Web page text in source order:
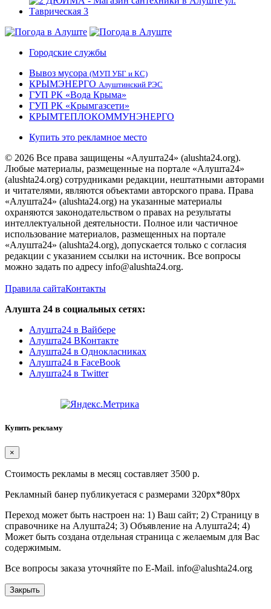
Городские службы
Вывоз мусора (МУП УБГ и КС)
КРЫМЭНЕРГО Алуштинский РЭС
ГУП РК «Вода Крыма»
ГУП РК «Крымгазсети»
КРЫМТЕПЛОКОММУНЭНЕРГО
Купить это рекламное место
© 2026 Все права защищены «Алушта24» (alushta24.org).
Любые материалы, размещенные на портале «Алушта24»
(alushta24.org) сотрудниками редакции, нештатными авторами
и читателями, являются объектами авторского права. Права
«Алушта24» (alushta24.org) на указанные материалы
охраняются законодательством о правах на результаты
интеллектуальной деятельности. Полное или частичное
использование материалов, размещенных на портале
«Алушта24» (alushta24.org), допускается только с согласия
редакции с указанием ссылки на источник. Все вопросы
можно задать по адресу info@alushta24.org.
Правила сайтаКонтакты
Алушта 24 в социальных сетях:
Алушта24 в Вайбере
Алушта24 ВКонтакте
Алушта24 в Однокласниках
Алушта24 в FaceBook
Алушта24 в Twitter
Купить рекламу
×
Стоимость рекламы в месяц составляет 3500 р.
Рекламный банер публикуетася с размерами 320px*80px
Переход может быть настроен на: 1) Ваш сайт; 2) Страницу в
справочнике на Алушта24; 3) Объявление на Алушта24; 4)
Может быть создана отдельная страница с желаемым для Вас
содержимым.
Все вопросы заказа уточняйте по E-Mail. info@alushta24.org
Закрыть